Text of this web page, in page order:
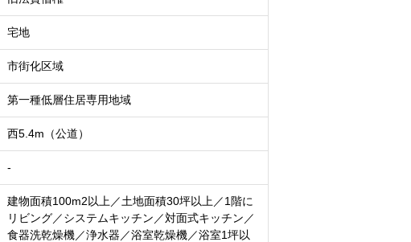
宅地
市街化区域
第一種低層住居専用地域
西5.4m（公道）
-
建物面積100m2以上／土地面積30坪以上／1階に
リビング／システムキッチン／対面式キッチン／
食器洗乾燥機／浄水器／浴室乾燥機／浴室1坪以